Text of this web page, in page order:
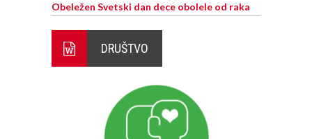
Obeležen Svetski dan dece obolele od raka
DRUŠTVO